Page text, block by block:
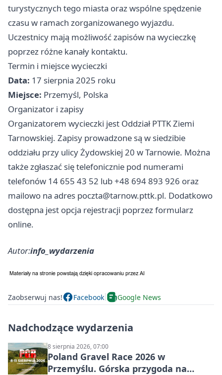
turystycznych tego miasta oraz wspólne spędzenie
czasu w ramach zorganizowanego wyjazdu.
Uczestnicy mają możliwość zapisów na wycieczkę
poprzez różne kanały kontaktu.
Termin i miejsce wycieczki
Data: 17 sierpnia 2025 roku
Miejsce: Przemyśl, Polska
Organizator i zapisy
Organizatorem wycieczki jest Oddział PTTK Ziemi
Tarnowskiej. Zapisy prowadzone są w siedzibie
oddziału przy ulicy Żydowskiej 20 w Tarnowie. Można
także zgłaszać się telefonicznie pod numerami
telefonów 14 655 43 52 lub +48 694 893 926 oraz
mailowo na adres poczta@tarnow.pttk.pl. Dodatkowo
dostępna jest opcja rejestracji poprzez formularz
online.
Autor:info_wydarzenia
Zaobserwuj nas! Facebook Google News
Nadchodzące wydarzenia
8 sierpnia 2026, 07:00
Poland Gravel Race 2026 w
Przemyślu. Górska przygoda na